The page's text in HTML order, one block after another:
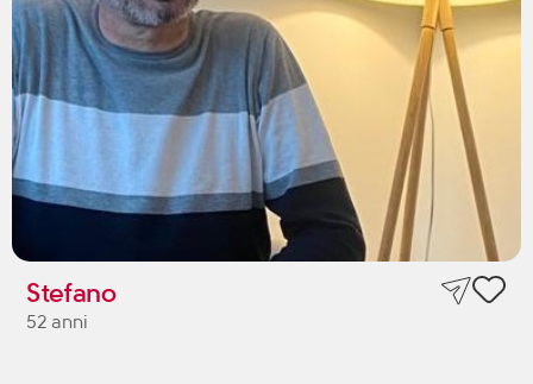
Stefano
52 anni